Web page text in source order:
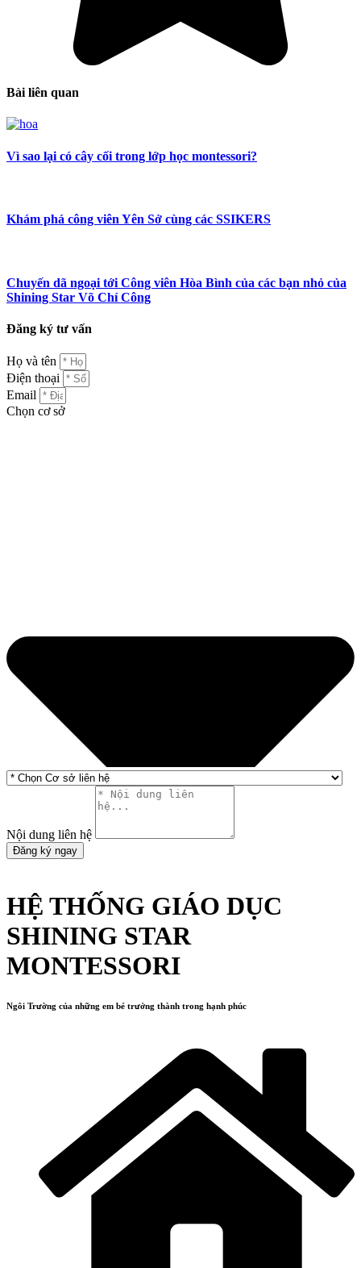
Bài liên quan
Vì sao lại có cây cối trong lớp học montessori?
Khám phá công viên Yên Sở cùng các SSIKERS
Chuyến dã ngoại tới Công viên Hòa Bình của các bạn nhỏ của
Shining Star Võ Chí Công
Đăng ký tư vấn
Họ và tên
Điện thoại
Email
Chọn cơ sở
Nội dung liên hệ
Đăng ký ngay
HỆ THỐNG GIÁO DỤC
SHINING STAR
MONTESSORI
Ngôi Trường của những em bé trưởng thành trong hạnh phúc